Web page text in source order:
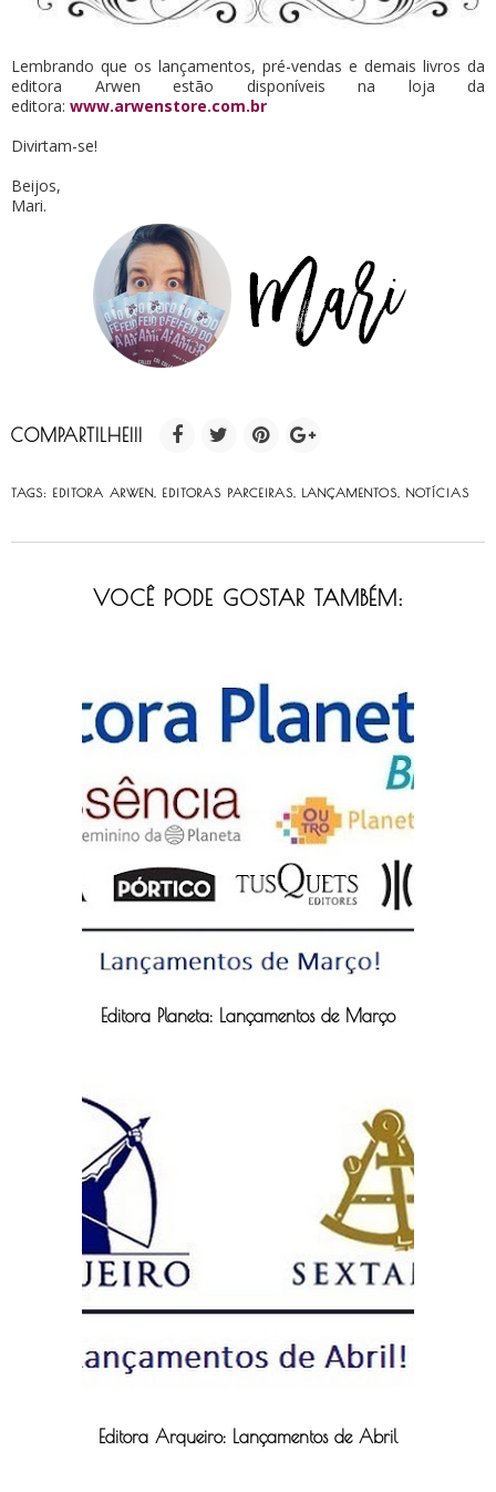
Lembrando que os lançamentos, pré-vendas e demais livros da
editora Arwen estão disponíveis na loja da
editora: www.arwenstore.com.br
Divirtam-se!
Beijos,
Mari.
COMPARTILHE!!!
TAGS: EDITORA ARWEN EDITORAS PARCEIRAS LANÇAMENTOS NOTÍCIAS
VOCÊ PODE GOSTAR TAMBÉM:
Editora Planeta: Lançamentos de Março
Editora Arqueiro: Lançamentos de Abril